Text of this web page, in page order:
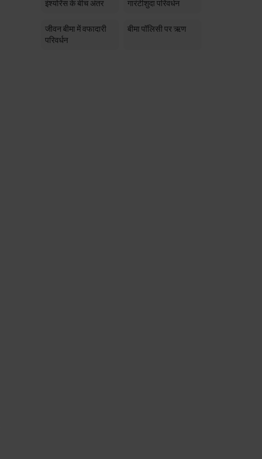
इंश्योरेंस के बीच अंतर
गारंटीशुदा परिवर्धन
जीवन बीमा में वफादारी
परिवर्धन
बीमा पॉलिसी पर ऋण